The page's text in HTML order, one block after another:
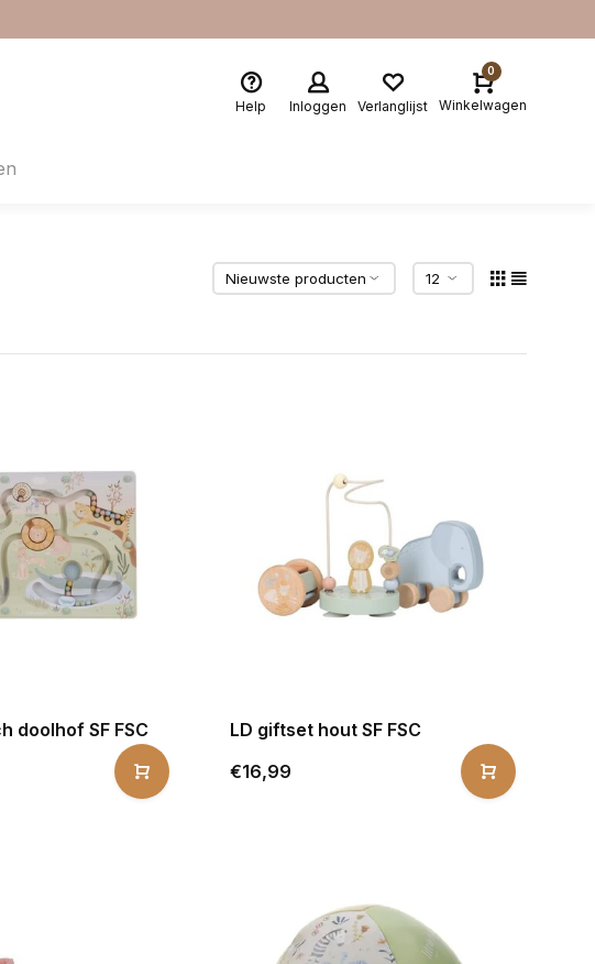
Help Inloggen Verlanglijst
0
Winkelwagen
doolhof SF FSC
LD giftset hout SF FSC
€16,99